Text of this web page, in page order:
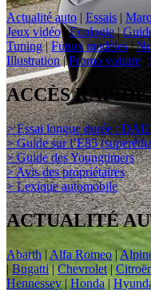
Actualité auto | Essais |
Jeux vidéo|Ecologie|
Tuning|Futurs modèles|
Illustration|Promo voiture
ACCÈS RAPIDE
> Essai longue durée :
> Guide sur l’E85
> Guide des Youngtimers
> Avis des propriétaires
> Lexique automobile
ACTUALITÉ
Abarth | Alfa Romeo|
| Bugatti|Chevrolet|
Hennessey| Honda|